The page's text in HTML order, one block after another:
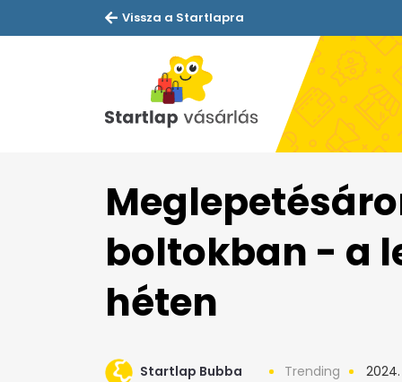
Vissza a Startlapra
boltokban - a
héten
Startlap Bubba Trending